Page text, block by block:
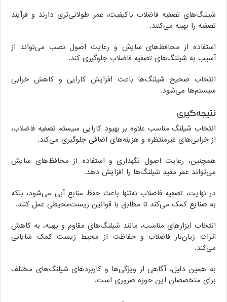
شیلنگ‌های تصفیه فاضلاب باکیفیت، عمر طولانی‌تری دارند و فرآیند
تصفیه را بهینه می‌کنند.
استفاده از محافظ‌های سایش و رعایت اصول نصب می‌تواند از
آسیب به شیلنگ‌های تصفیه فاضلاب جلوگیری کند.
انتخاب صحیح شیلنگ‌ها باعث افزایش کارایی و کاهش خرابی
سیستم‌ها می‌شود.
نتیجه‌گیری
انتخاب شیلنگ مناسب علاوه بر بهبود کارایی سیستم تصفیه فاضلاب،
از خرابی‌های غیرمنتظره و هزینه‌های اضافی جلوگیری می‌کند.
همچنین، رعایت اصول نگهداری و استفاده از محافظ‌های سایش
می‌تواند عمر مفید شیلنگ‌ها را افزایش دهد.
در نهایت، تصفیه فاضلاب نه‌تنها باعث حفظ منابع آبی می‌شود، بلکه
به صنایع کمک می‌کند تا مطابق با قوانین زیست‌محیطی عمل کنند.
انتخاب ابزارهای مناسب، مانند شیلنگ‌های مقاوم و بهینه، به کاهش
اثرات زیان‌بار فاضلاب و حفاظت از محیط زیست کمک شایانی
می‌کند.
به همین دلیل، آگاهی از ویژگی‌ها و کاربردهای شیلنگ‌های مختلف
برای متخصصان این حوزه ضروری است.